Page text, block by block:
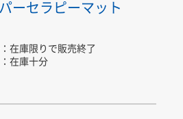
ーセラピーマット
在庫限りで販売終了
在庫十分